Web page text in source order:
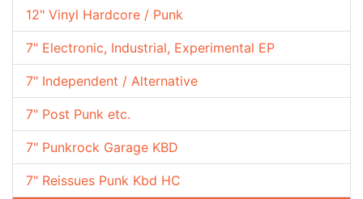
12" Vinyl Hardcore / Punk
7" Electronic, Industrial, Experimental EP
7" Independent / Alternative
7" Post Punk etc.
7" Punkrock Garage KBD
7" Reissues Punk Kbd HC